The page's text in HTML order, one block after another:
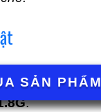
Ống kính máy
.
SẢN PHẨM